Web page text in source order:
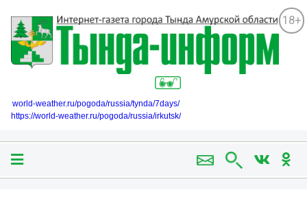
18+
world-weather.ru/pogoda/russia/tynda/7days/
https://world-weather.ru/pogoda/russia/irkutsk/